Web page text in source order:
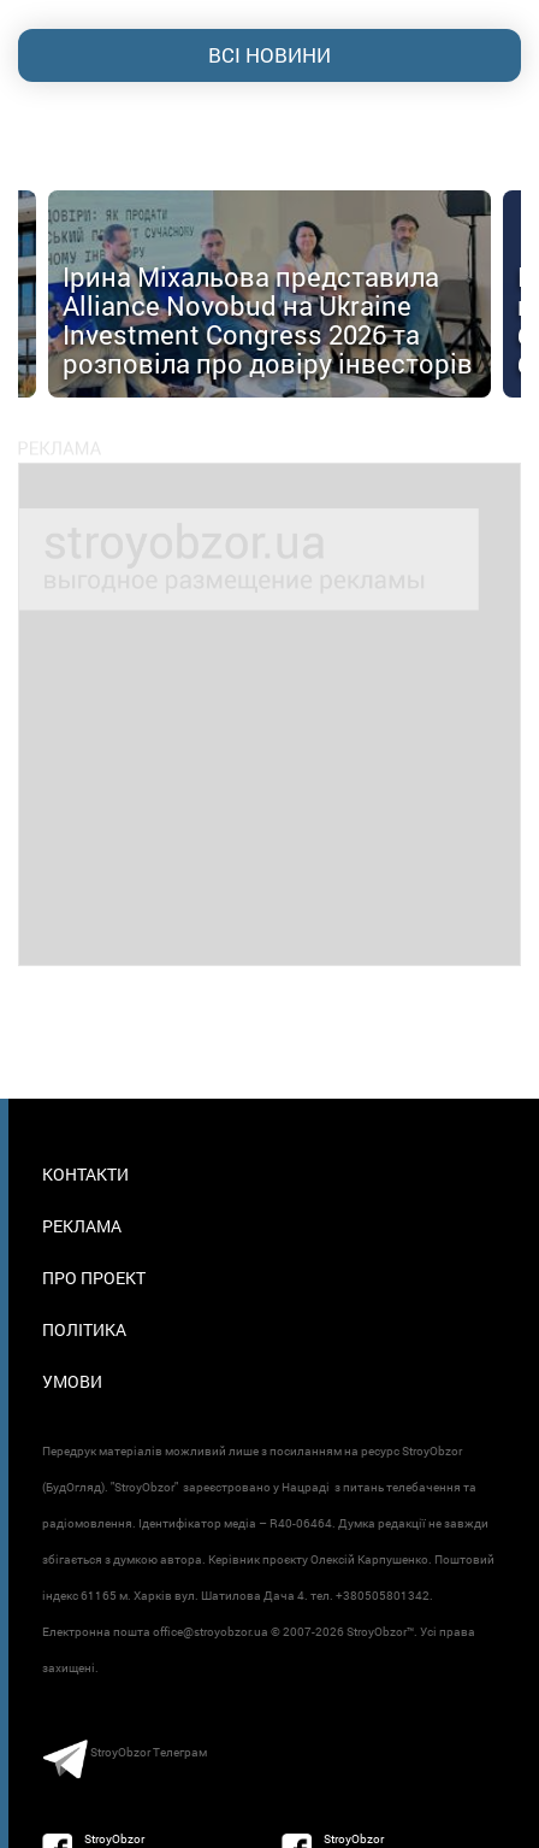
ВСІ НОВИНИ
Ірина Міхальова представила
Alliance Novobud на Ukraine
Investment Congress 2026 та
розповіла про довіру інвесторів
В
КОНТАКТИ
РЕКЛАМА
ПРО ПРОЕКТ
ПОЛІТИКА
УМОВИ
Передрук матеріалів можливий лише з посиланням на ресурс StroyObzor
(БудОгляд). "StroyObzor" зареєстровано у Нацраді з питань телебачення та
радіомовлення. Ідентифікатор медіа – R40-06464. Думка редакції не завжди
збігається з думкою автора. Керівник проєкту Олексій Карпушенко. Поштовий
індекс 61165 м. Харків вул. Шатилова Дача 4. тел. +380505801342.
Електронна пошта office@stroyobzor.ua © 2007-2026 StroyObzor™. Усі права
захищені.
StroyObzor Телеграм
StroyObzor StroyObzor